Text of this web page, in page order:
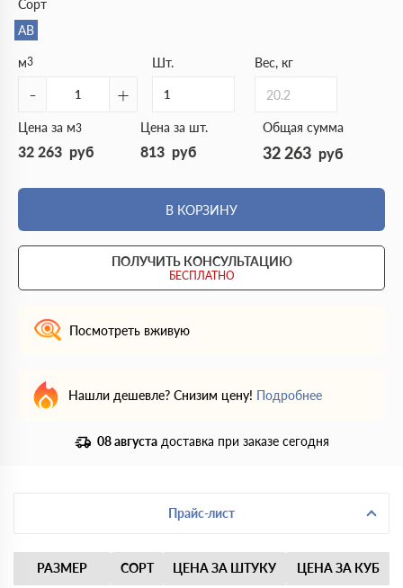
Сорт
АВ
м3
- +
Шт. Вес, кг
20.2
Цена за м3
32 263 руб
Цена за шт.
813 руб
Общая сумма
32 263 руб
В КОРЗИНУ
ПОЛУЧИТЬ КОНСУЛЬТАЦИЮ
БЕСПЛАТНО
Посмотреть вживую
Нашли дешевле? Снизим цену! Подробнее
08 августа доставка при заказе сегодня
Прайс-лист
РАЗМЕР СОРТ ЦЕНА ЗА ШТУКУ ЦЕНА ЗА КУБ